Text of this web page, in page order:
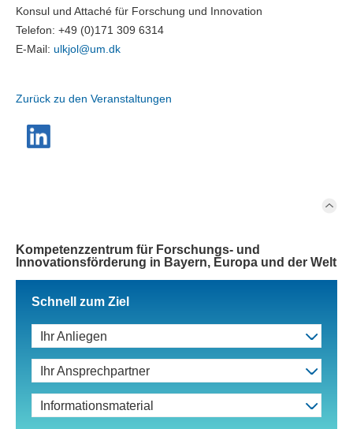
Konsul und Attaché für Forschung und Innovation
Telefon: +49 (0)171 309 6314
E-Mail: ulkjol@um.dk
Zurück zu den Veranstaltungen
Kompetenzzentrum für Forschungs- und
Innovationsförderung in Bayern, Europa und der Welt
Schnell zum Ziel
Ihr Anliegen
Ihr Ansprechpartner
Informationsmaterial